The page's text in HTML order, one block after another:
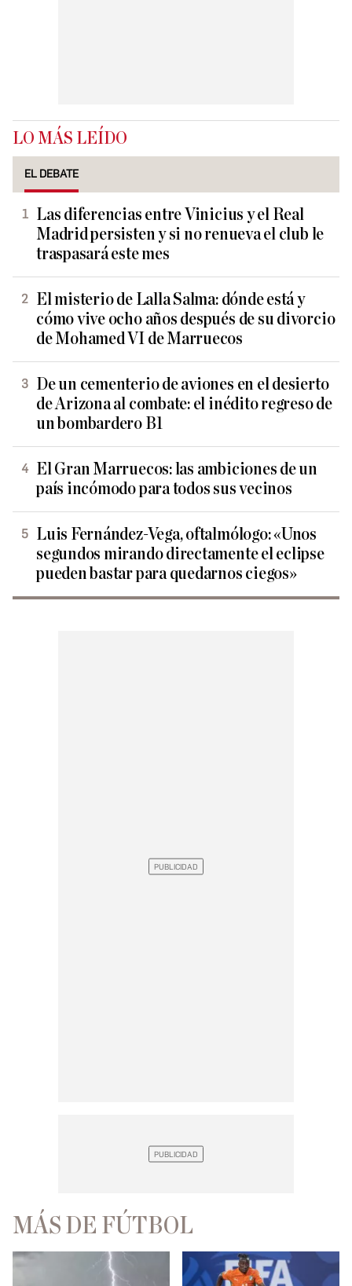
LO MÁS LEÍDO
EL DEBATE
Las diferencias entre Vinicius y el Real
Madrid persisten y si no renueva el club le
traspasará este mes
El misterio de Lalla Salma: dónde está y
cómo vive ocho años después de su divorcio
de Mohamed VI de Marruecos
De un cementerio de aviones en el desierto
de Arizona al combate: el inédito regreso de
un bombardero B1
El Gran Marruecos: las ambiciones de un
país incómodo para todos sus vecinos
Luis Fernández-Vega, oftalmólogo: «Unos
segundos mirando directamente el eclipse
pueden bastar para quedarnos ciegos»
MÁS DE FÚTBOL